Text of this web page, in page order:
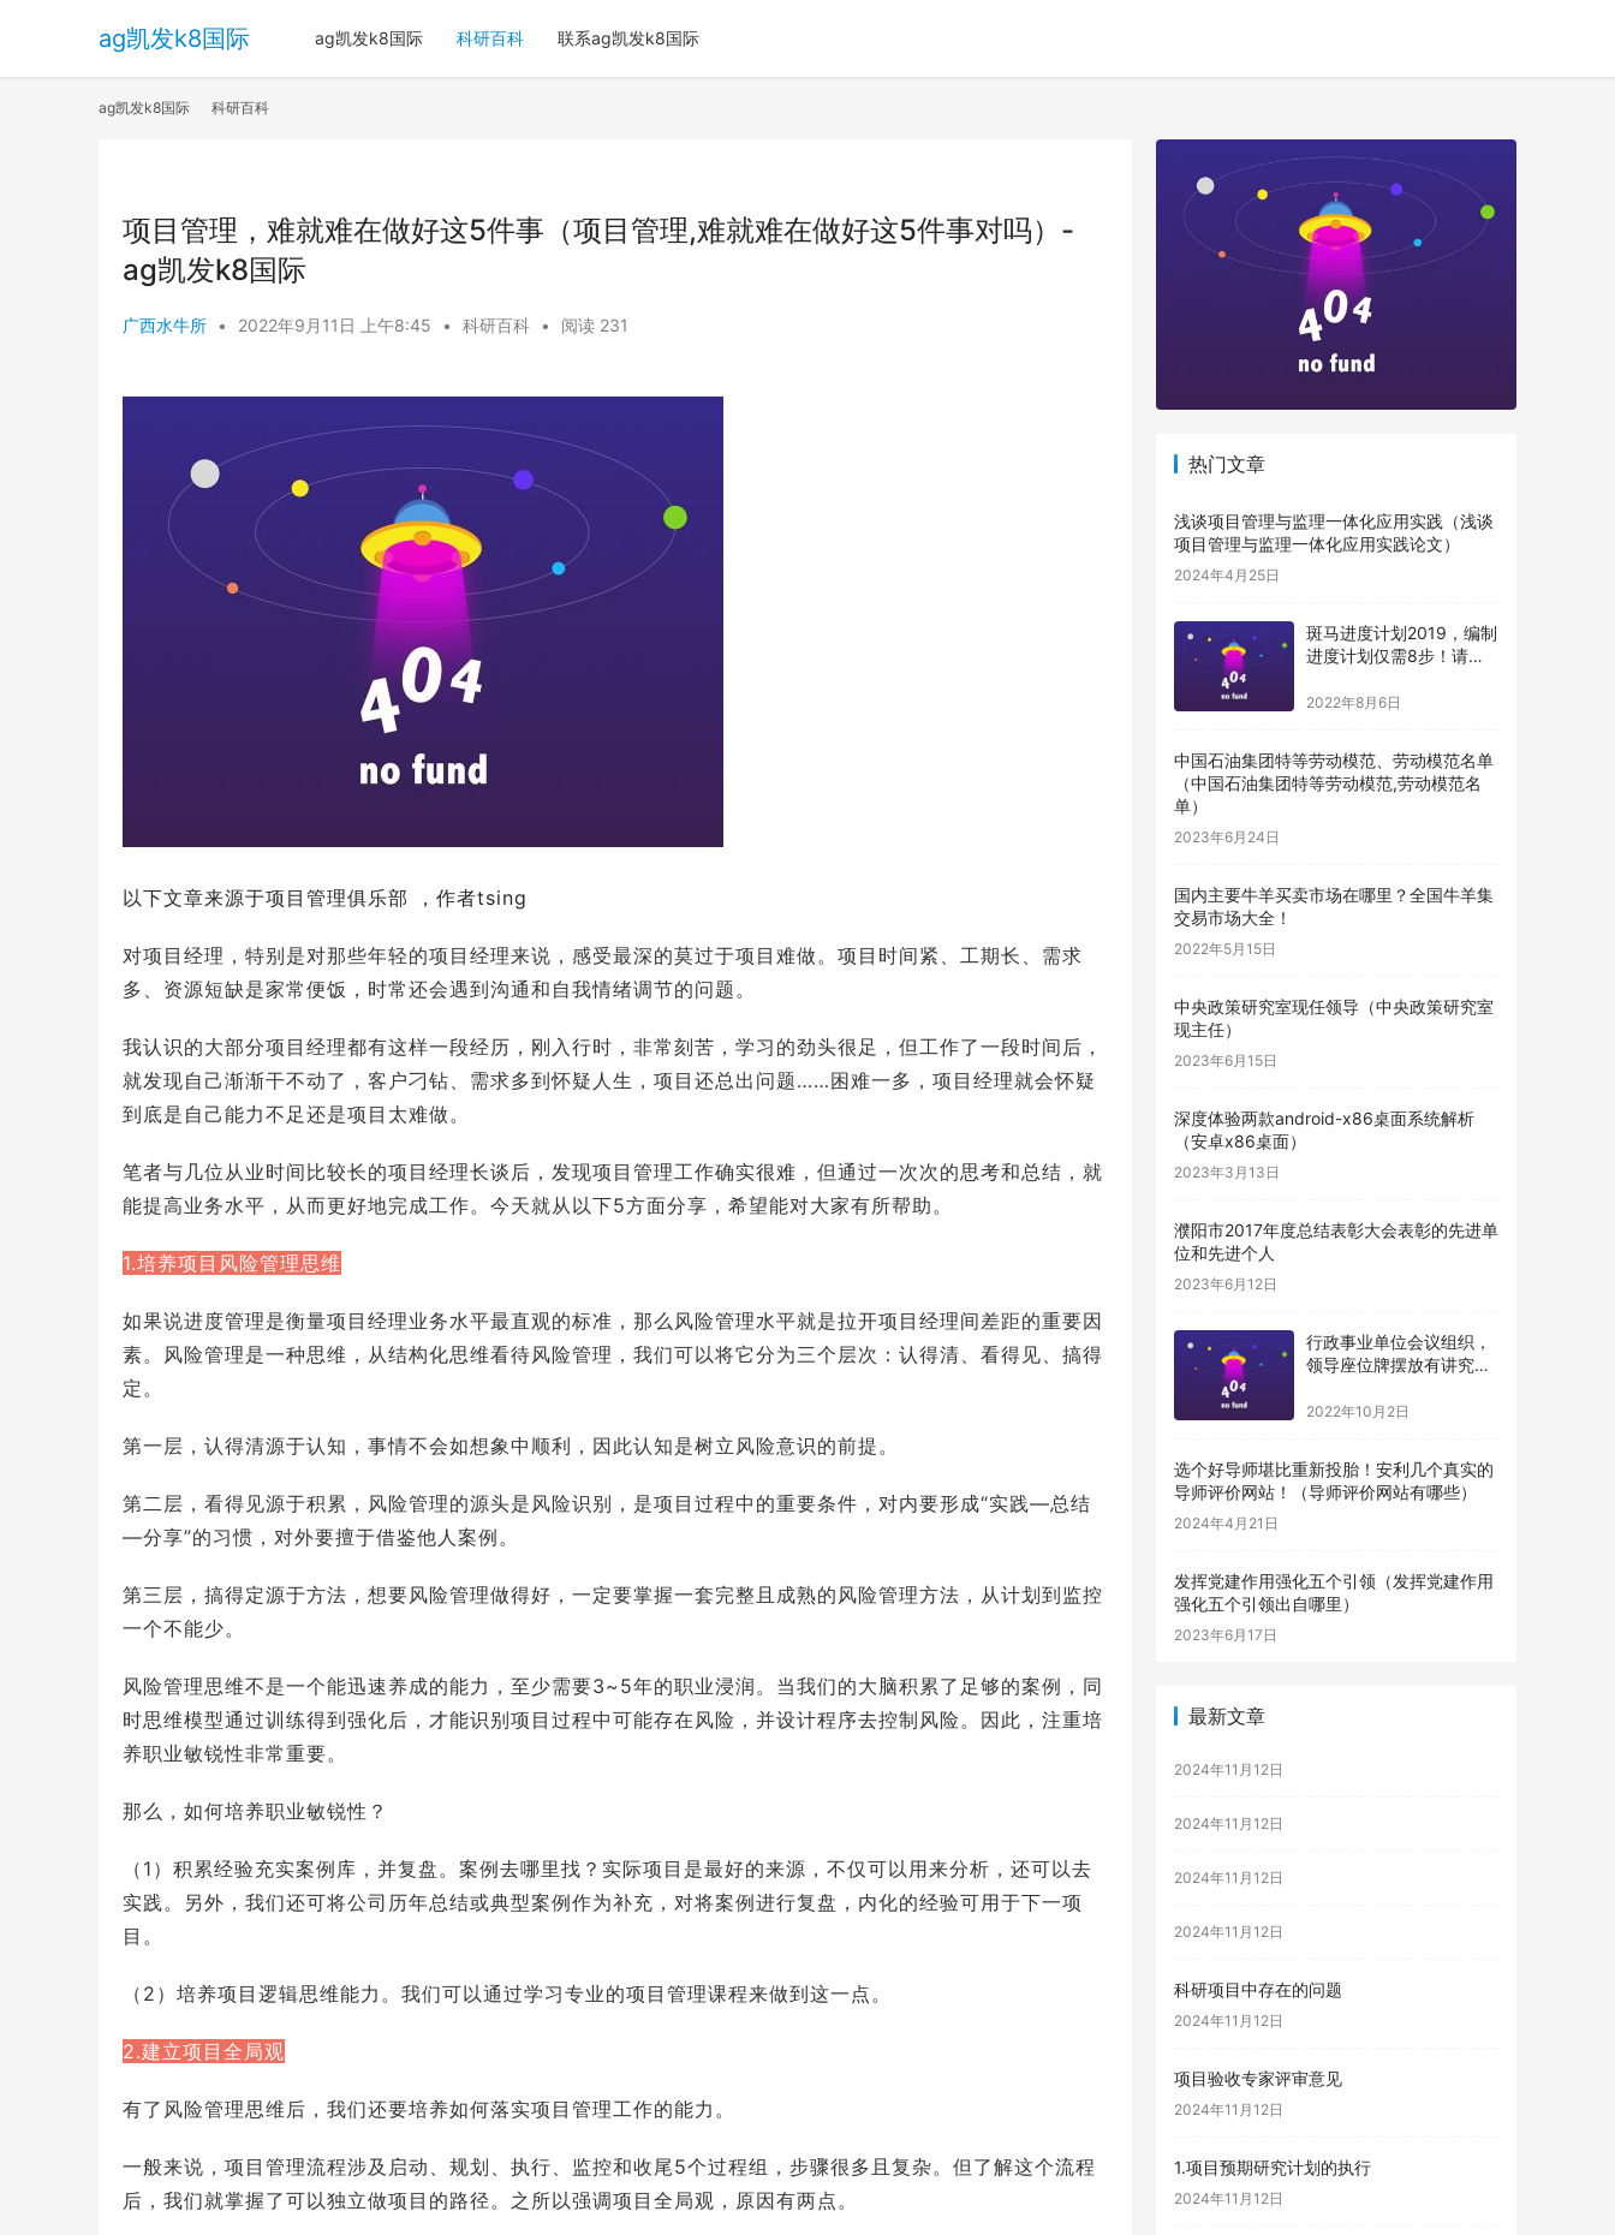
ag凯发k8国际 ag凯发k8国际 科研百科 联系ag凯发k8国际
ag凯发k8国际 科研百科
项目管理，难就难在做好这5件事（项目管理,难就难在做好这5件事对吗）-
ag凯发k8国际
广西水牛所 • 2022年9月11日 上午8:45 • 科研百科 • 阅读 231
以下文章来源于项目管理俱乐部 ，作者tsing
对项目经理，特别是对那些年轻的项目经理来说，感受最深的莫过于项目难做。项目时间紧、工期长、需求
多、资源短缺是家常便饭，时常还会遇到沟通和自我情绪调节的问题。
我认识的大部分项目经理都有这样一段经历，刚入行时，非常刻苦，学习的劲头很足，但工作了一段时间后，
就发现自己渐渐干不动了，客户刁钻、需求多到怀疑人生，项目还总出问题……困难一多，项目经理就会怀疑
到底是自己能力不足还是项目太难做。
笔者与几位从业时间比较长的项目经理长谈后，发现项目管理工作确实很难，但通过一次次的思考和总结，就
能提高业务水平，从而更好地完成工作。今天就从以下5方面分享，希望能对大家有所帮助。
1.培养项目风险管理思维
如果说进度管理是衡量项目经理业务水平最直观的标准，那么风险管理水平就是拉开项目经理间差距的重要因
素。风险管理是一种思维，从结构化思维看待风险管理，我们可以将它分为三个层次：认得清、看得见、搞得
定。
第一层，认得清源于认知，事情不会如想象中顺利，因此认知是树立风险意识的前提。
第二层，看得见源于积累，风险管理的源头是风险识别，是项目过程中的重要条件，对内要形成“实践—总结
—分享”的习惯，对外要擅于借鉴他人案例。
第三层，搞得定源于方法，想要风险管理做得好，一定要掌握一套完整且成熟的风险管理方法，从计划到监控
一个不能少。
风险管理思维不是一个能迅速养成的能力，至少需要3~5年的职业浸润。当我们的大脑积累了足够的案例，同
时思维模型通过训练得到强化后，才能识别项目过程中可能存在风险，并设计程序去控制风险。因此，注重培
养职业敏锐性非常重要。
那么，如何培养职业敏锐性？
（1）积累经验充实案例库，并复盘。案例去哪里找？实际项目是最好的来源，不仅可以用来分析，还可以去
实践。另外，我们还可将公司历年总结或典型案例作为补充，对将案例进行复盘，内化的经验可用于下一项
目。
（2）培养项目逻辑思维能力。我们可以通过学习专业的项目管理课程来做到这一点。
2.建立项目全局观
有了风险管理思维后，我们还要培养如何落实项目管理工作的能力。
一般来说，项目管理流程涉及启动、规划、执行、监控和收尾5个过程组，步骤很多且复杂。但了解这个流程
后，我们就掌握了可以独立做项目的路径。之所以强调项目全局观，原因有两点。
热门文章
浅谈项目管理与监理一体化应用实践（浅谈
项目管理与监理一体化应用实践论文）
2024年4月25日
斑马进度计划2019，编制
进度计划仅需8步！请收
骤）
2022年8月6日
中国石油集团特等劳动模范、劳动模范名单
（中国石油集团特等劳动模范,劳动模范名
单）
2023年6月24日
国内主要牛羊买卖市场在哪里？全国牛羊集
交易市场大全！
2022年5月15日
中央政策研究室现任领导（中央政策研究室
现主任）
2023年6月15日
深度体验两款android-x86桌面系统解析
（安卓x86桌面）
2023年3月13日
濮阳市2017年度总结表彰大会表彰的先进单
位和先进个人
2023年6月12日
行政事业单位会议组织，
领导座位牌摆放有讲究，
放顺序）
2022年10月2日
选个好导师堪比重新投胎！安利几个真实的
导师评价网站！（导师评价网站有哪些）
2024年4月21日
发挥党建作用强化五个引领（发挥党建作用
强化五个引领出自哪里）
2023年6月17日
最新文章
2024年11月12日
2024年11月12日
2024年11月12日
2024年11月12日
科研项目中存在的问题
2024年11月12日
项目验收专家评审意见
2024年11月12日
1.项目预期研究计划的执行
2024年11月12日